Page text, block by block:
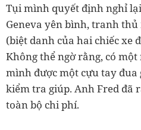
Tụi mình quyết định nghỉ
Geneva yên bình, tranh
(biệt danh của hai chiếc xe
Không thể ngờ rằng, có một
mình được một cựu tay đua
kiểm tra giúp. Anh Fred đã
toàn bộ chi phí.